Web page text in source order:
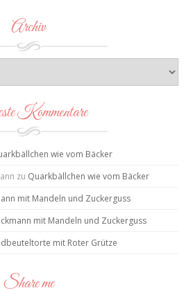
Archiv
Kommentare
wie vom Bäcker
zu Quarkbällchen wie vom Bäcker
mit Mandeln und Zuckerguss
mit Mandeln und Zuckerguss
mit Roter Grütze
Share me